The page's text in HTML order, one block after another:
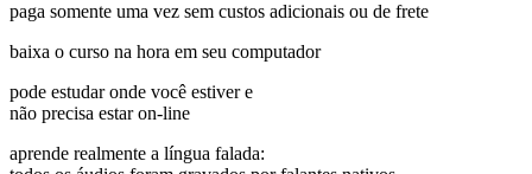
paga somente uma vez sem custos adicionais ou de frete
baixa o curso na hora em seu computador
pode estudar onde você estiver e
não precisa estar on-line
aprende realmente a língua falada: